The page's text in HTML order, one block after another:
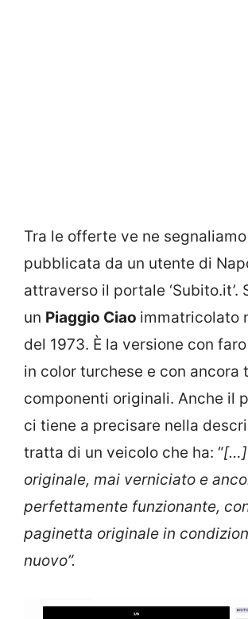
Tra le offerte ve ne
pubblicata da un utente di
attraverso il portale ‘Subito.it’.
un Piaggio Ciao immatricolato
del 1973. È la versione con faro
in color turchese e con ancora
componenti originali. Anche il
ci tiene a precisare nella
tratta di un veicolo che ha: “[…]
originale, mai verniciato e
perfettamente funzionante,
paginetta originale in
nuovo”.